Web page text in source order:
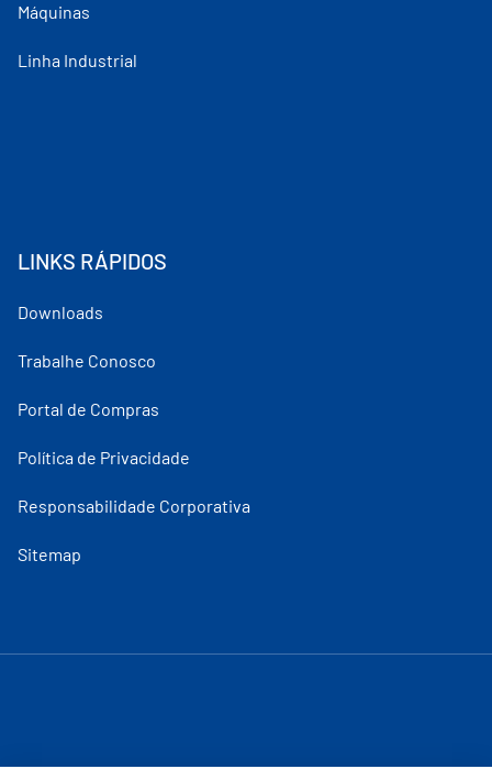
Máquinas
Linha Industrial
LINKS RÁPIDOS
Downloads
Trabalhe Conosco
Portal de Compras
Política de Privacidade
Responsabilidade Corporativa
Sitemap